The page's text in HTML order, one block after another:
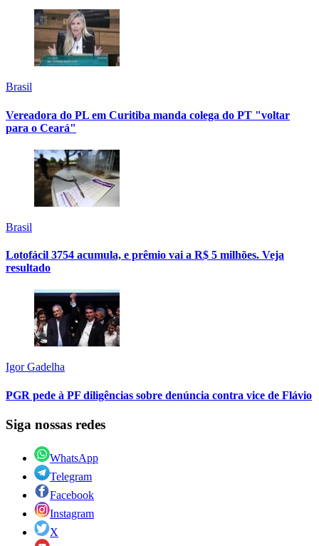
Brasil
Vereadora do PL em Curitiba manda colega do PT "voltar
para o Ceará"
Brasil
Lotofácil 3754 acumula, e prêmio vai a R$ 5 milhões. Veja
resultado
Igor Gadelha
PGR pede à PF diligências sobre denúncia contra vice de Flávio
Siga nossas redes
WhatsApp
Telegram
Facebook
Instagram
X